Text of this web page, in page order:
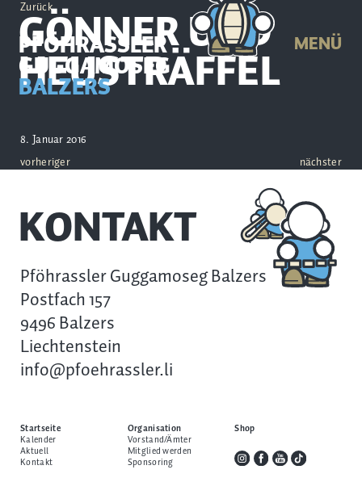
PFÖHRASSLER
GUGGAMOSEG
BALZERS
MENÜ
Zurück
GÖNNER UND
HEUSTRÄFFEL
8. Januar 2016
vorheriger
nächster
KONTAKT
Pföhrassler Guggamoseg Balzers
Postfach 157
9496 Balzers
Liechtenstein
info@pfoehrassler.li
Startseite
Kalender
Aktuell
Kontakt
Organisation
Vorstand/Ämter
Mitglied werden
Sponsoring
Shop